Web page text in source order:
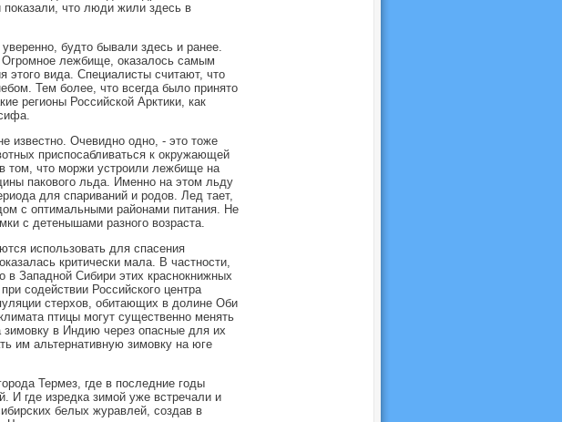
что люди жили здесь в
будто бывали здесь и ранее.
лежбище, оказалось самым
этого вида. Специалисты считают, что
Тем более, что всегда было принято
регионы Российской Арктики, как
известно. Очевидно одно, - это тоже
приспосабливаться к окружающей
том, что моржи устроили лежбище на
пакового льда. Именно на этом льду
для спариваний и родов. Лед тает,
с оптимальными районами питания. Не
с детенышами разного возраста.
использовать для спасения
критически мала. В частности,
в Западной Сибири этих краснокнижных
содействии Российского центра
стерхов, обитающих в долине Оби
птицы могут существенно менять
зимовку в Индию через опасные для их
им альтернативную зимовку на юге
Термез, где в последние годы
И где изредка зимой уже встречали и
белых журавлей, создав в